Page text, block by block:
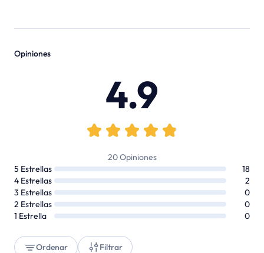
Opiniones
4.9
20Opiniones
5 Estrellas
18
4 Estrellas
2
3 Estrellas
0
2 Estrellas
0
1 Estrella 0
Ordenar Filtrar